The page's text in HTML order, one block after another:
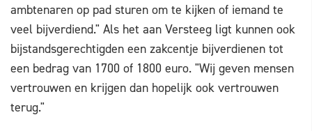
ambtenaren op pad sturen om te kijken of iemand te
veel bijverdiend." Als het aan Versteeg ligt kunnen ook
bijstandsgerechtigden een zakcentje bijverdienen tot
een bedrag van 1700 of 1800 euro. "Wij geven mensen
vertrouwen en krijgen dan hopelijk ook vertrouwen
terug."